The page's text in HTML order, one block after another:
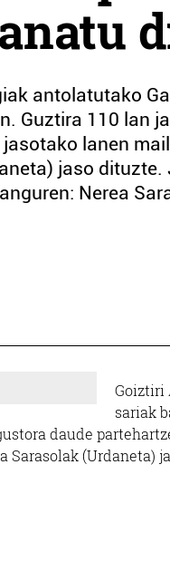
antolatutako
Guztira 110 lan
lanen
jaso
Nerea
Goiztiri
sariak
daude
Sarasolak (Urdaneta)